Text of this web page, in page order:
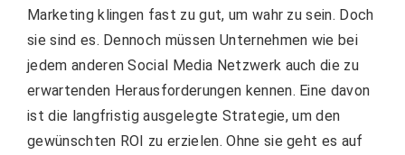
Marketing klingen fast zu gut, um wahr zu sein. Doch
sie sind es. Dennoch müssen Unternehmen wie bei
jedem anderen Social Media Netzwerk auch die zu
erwartenden Herausforderungen kennen. Eine davon
ist die langfristig ausgelegte Strategie, um den
gewünschten ROI zu erzielen. Ohne sie geht es auf